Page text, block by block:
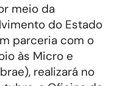
meio da
do Estado
parceria com o
às Micro e
realizará no